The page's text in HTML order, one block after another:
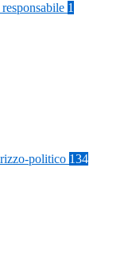
1
politico 134